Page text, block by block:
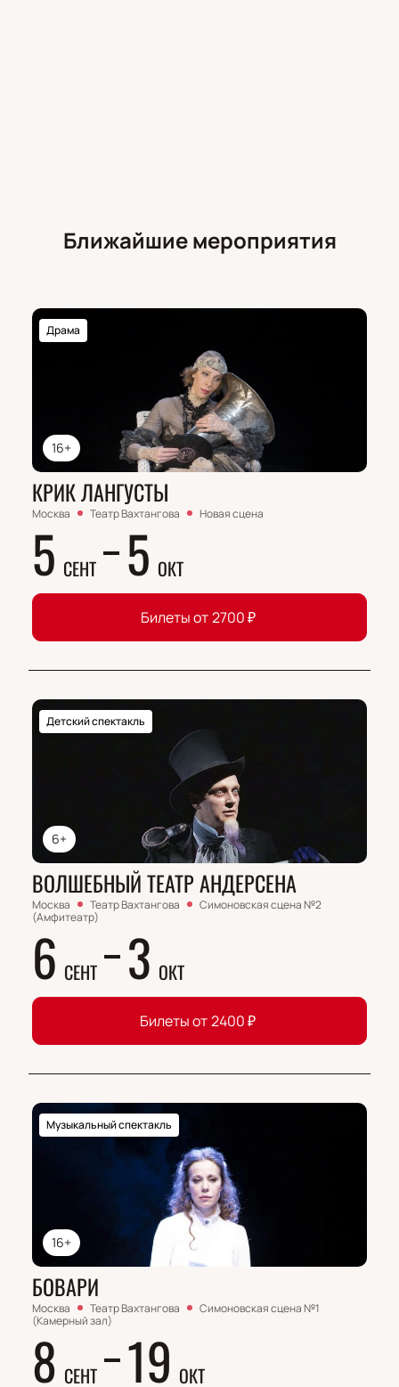
Ближайшие мероприятия
16+
Драма
КРИК ЛАНГУСТЫ
Москва Театр Вахтангова Новая сцена
5 СЕНТ 5 ОКТ
Билеты от 2700₽
6+
Детский спектакль
ВОЛШЕБНЫЙ ТЕАТР АНДЕРСЕНА
Москва Театр Вахтангова
Симоновская сцена №2
(Амфитеатр)
6 СЕНТ 3 ОКТ
Билеты от2400₽
16+
Музыкальный спектакль
БОВАРИ
Москва Театр Вахтангова
Симоновская сцена №1
(Камерный зал)
8 СЕНТ 19 ОКТ